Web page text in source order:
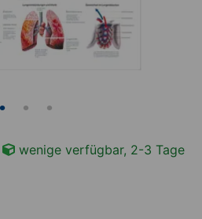
wenige verfügbar, 2-3 Tage